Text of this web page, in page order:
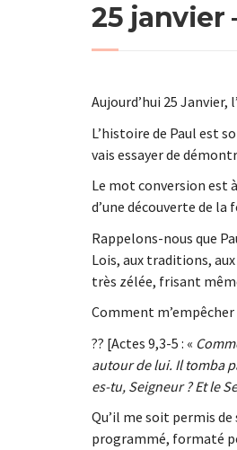
25 janvier
Aujourd’hui 25
L’histoire de Paul est
vais essayer de
Le mot conversion est
d’une découverte de
Rappelons-nous que
Lois, aux traditions,
très zélée, frisant
Comment
?? [Actes 9,3-5 : «
autour de lui. Il tomba
es-tu, Seigneur ? Et le
Qu’il me soit permis
programmé, formaté